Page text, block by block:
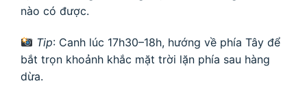
nào có được.
Tip: Canh lúc 17h30–18h, hướng về phía Tây để
bắt trọn khoảnh khắc mặt trời lặn phía sau hàng
dừa.